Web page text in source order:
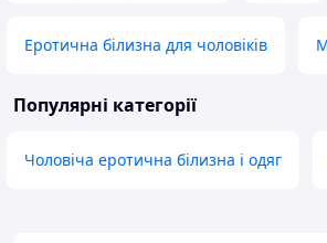
Еротична білизна для чоловіків
Популярні категорії
Чоловіча еротична білизна і одяг